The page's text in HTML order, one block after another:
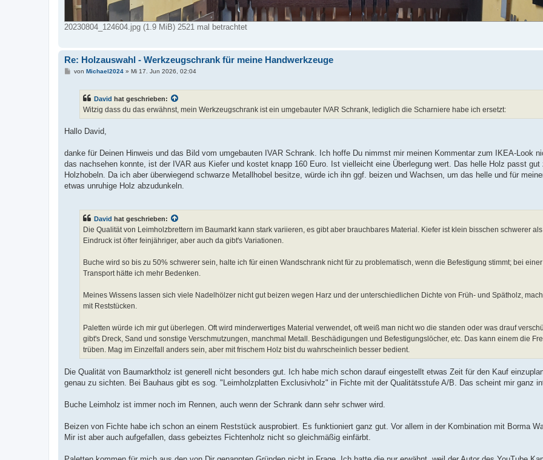
20230804_124604.jpg (1.9 MiB) 2521 mal betrachtet
Re: Holzauswahl - Werkzeugschrank für meine Handwerkzeuge
Bvon Michael2024» Mi 17. Jun 2026, 02:04
David hat geschrieben:
Witzig dass du das erwähnst, mein Werkzeugschrank ist ein umgebauter IVAR Schrank, lediglich die Scharniere habe ich ersetzt:
Hallo David,
danke für Deinen Hinweis und das Bild vom umgebauten IVAR Schrank. Ich hoffe Du nimmst mir meinen Kommentar zum IKEA-Look
das nachsehen konnte, ist der IVAR aus Kiefer und kostet knapp 160 Euro. Ist vielleicht eine Überlegung wert. Das helle Holz passt gut
Holzhobeln. Da ich aber überwiegend schwarze Metallhobel besitze, würde ich ihn ggf. beizen und Wachsen, um das helle und für
etwas unruhige Holz abzudunkeln.
David hat geschrieben:
Die Qualität von Leimholzbrettern im Baumarkt kann stark variieren, es gibt aber brauchbares Material. Kiefer ist klein bisschen schwerer
Eindruck ist öfter feinjähriger, aber auch da gibt's Variationen.
Buche wird so bis zu 50% schwerer sein, halte ich für einen Wandschrank nicht für zu problematisch, wenn die Befestigung stimmt; bei
Transport hätte ich mehr Bedenken.
Meines Wissens lassen sich viele Nadelhölzer nicht gut beizen wegen Harz und der unterschiedlichen Dichte von Früh- und Spätholz,
mit Reststücken.
Paletten würde ich mir gut überlegen. Oft wird minderwertiges Material verwendet, oft weiß man nicht wo die standen oder was drauf
gibt's Dreck, Sand und sonstige Verschmutzungen, manchmal Metall. Beschädigungen und Befestigungslöcher, etc. Das kann einem die
trüben. Mag im Einzelfall anders sein, aber mit frischem Holz bist du wahrscheinlich besser bedient.
Die Qualität von Baumarktholz ist generell nicht besonders gut. Ich habe mich schon darauf eingestellt etwas Zeit für den Kauf
genau zu sichten. Bei Bauhaus gibt es sog. "Leimholzplatten Exclusivholz" in Fichte mit der Qualitätsstufe A/B. Das scheint mir ganz
Buche Leimholz ist immer noch im Rennen, auch wenn der Schrank dann sehr schwer wird.
Beizen von Fichte habe ich schon an einem Reststück ausprobiert. Es funktioniert ganz gut. Vor allem in der Kombination mit Borma
Mir ist aber auch aufgefallen, dass gebeiztes Fichtenholz nicht so gleichmäßig einfärbt.